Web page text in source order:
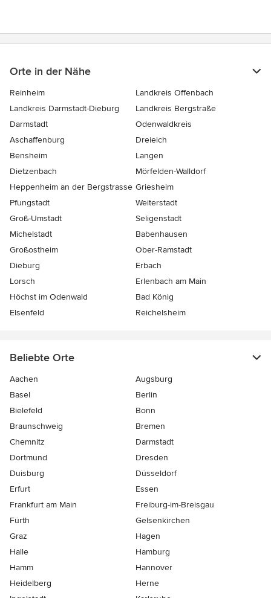
Orte in der Nähe
Reinheim
Landkreis Offenbach
Landkreis Darmstadt-Dieburg
Landkreis Bergstraße
Darmstadt
Odenwaldkreis
Aschaffenburg
Dreieich
Bensheim
Langen
Dietzenbach
Mörfelden-Walldorf
Heppenheim an der Bergstrasse Griesheim
Pfungstadt
Weiterstadt
Groß-Umstadt
Seligenstadt
Michelstadt
Babenhausen
Großostheim
Ober-Ramstadt
Dieburg
Erbach
Lorsch
Erlenbach am Main
Höchst im Odenwald
Bad König
Elsenfeld
Reichelsheim
Beliebte Orte
Aachen
Augsburg
Basel
Berlin
Bielefeld
Bonn
Braunschweig
Bremen
Chemnitz
Darmstadt
Dortmund
Dresden
Duisburg
Düsseldorf
Erfurt
Essen
Frankfurt am Main
Freiburg-im-Breisgau
Fürth
Gelsenkirchen
Graz
Hagen
Halle
Hamburg
Hamm
Hannover
Heidelberg
Herne